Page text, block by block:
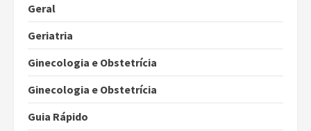
Geral
Geriatria
Ginecologia e Obstetrícia
Ginecologia e Obstetrícia
Guia Rápido